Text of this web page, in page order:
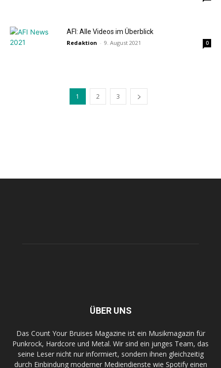
AFI: Alle Videos im Überblick
Redaktion - 9. August 2021 0
1 2 3
ÜBER UNS
Das Count Your Bruises Magazine ist ein Musikmagazin für
Punkrock, Hardcore und Metal. Wir sind ein junges Team, das
seine Leser nicht nur informiert, sondern ihnen gleichzeitig
durch Einbindung moderner Mediendienste wie Spotify einen